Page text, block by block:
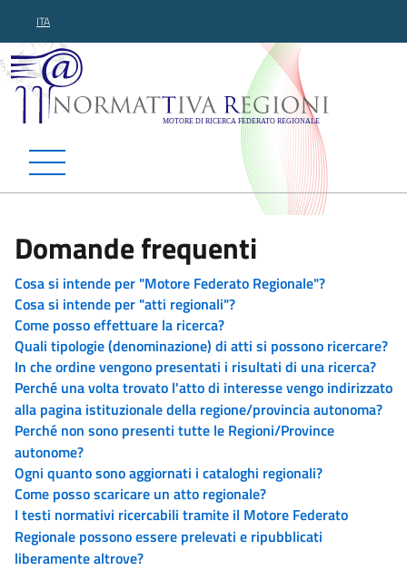
ITA
Normattiva Regioni -
Domande frequenti
Cosa si intende per "Motore Federato Regionale"?
Cosa si intende per "atti regionali"?
Come posso effettuare la ricerca?
Quali tipologie (denominazione) di atti si possono ricercare?
In che ordine vengono presentati i risultati di una ricerca?
Perché una volta trovato l'atto di interesse vengo indirizzato
alla pagina istituzionale della regione/provincia autonoma?
Perché non sono presenti tutte le Regioni/Province
autonome?
Ogni quanto sono aggiornati i cataloghi regionali?
Come posso scaricare un atto regionale?
I testi normativi ricercabili tramite il Motore Federato
Regionale possono essere prelevati e ripubblicati
liberamente altrove?